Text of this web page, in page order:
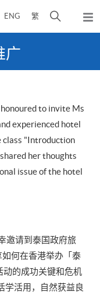
ENG 繁
开
弹
出
单
广
to invite Ms
experienced hotel
class "Introduction
her thoughts
issue of the hotel
邀请到泰国政府旅
如何在香港举办「泰
动的成功关键和危机
学活用，自然获益良